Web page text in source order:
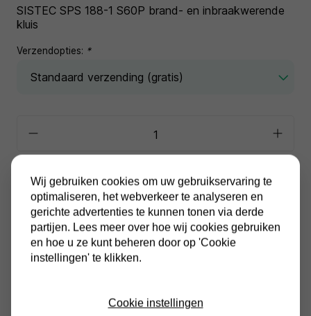
SISTEC SPS 188-1 S60P brand- en inbraakwerende
kluis
Verzendopties: *
In winkelwagen
Alle prijzen zijn inclusief BTW
Altijd gratis verzending
Wij gebruiken cookies om uw gebruikservaring te
optimaliseren, het webverkeer te analyseren en
gerichte advertenties te kunnen tonen via derde
partijen. Lees meer over hoe wij cookies gebruiken
en hoe u ze kunt beheren door op 'Cookie
instellingen' te klikken.
Cookie instellingen